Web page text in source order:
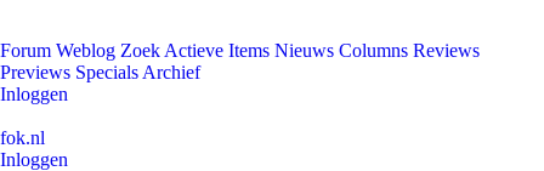
Forum Weblog Zoek Actieve Items Nieuws Columns Reviews
Previews Specials Archief
Inloggen
fok.nl
Inloggen